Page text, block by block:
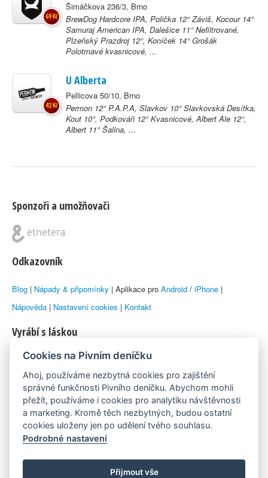
Šimáčkova 236/3, Brno
BrewDog Hardcore IPA, Polička 12° Záviš, Kocour 14°
Samuraj American IPA, Dalešice 11° Nefiltrované,
Plzeňský Prazdroj 12°, Koníček 14° Grošák
Polotmavé kvasnicové, ...
69 Kč
U Alberta
Pellicova 50/10, Brno
Permon 12° P.A.P.A, Slavkov 10° Slavkovská Desítka,
Kout 10°, Podkováň 12° Kvasnicové, Albert Ale 12°,
Albert 11° Šalina, ...
42 Kč
Sponzoři a umožňovači
Odkazovník
Blog | Nápady & připomínky | Aplikace pro Android / iPhone |
Nápověda | Nastavení cookies | Kontakt
Vyrábí s láskou
© 2010–2026 byLukáš Zemanaka Emka
Máme rádi
Pivní.info
Poznámka pod čarou
Pivní deníček je nezávislý zdroj, který není spjat s žádným
Cookies na Pivním deníčku
Ahoj, používáme nezbytná cookies pro zajištění
správné funkčnosti Pivního deníčku. Abychom mohli
přežít, používáme i cookies pro analytiku návštěvnosti
a marketing. Kromě těch nezbytných, budou ostatní
cookies uloženy jen po udělení tvého souhlasu.
Podrobné nastavení
Přijmout vše